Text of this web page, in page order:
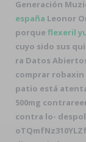
Generación
españa Leonor
porque flexeril
cuyo sido sus
ra Datos
comprar
patio está
500mg
contra lo-